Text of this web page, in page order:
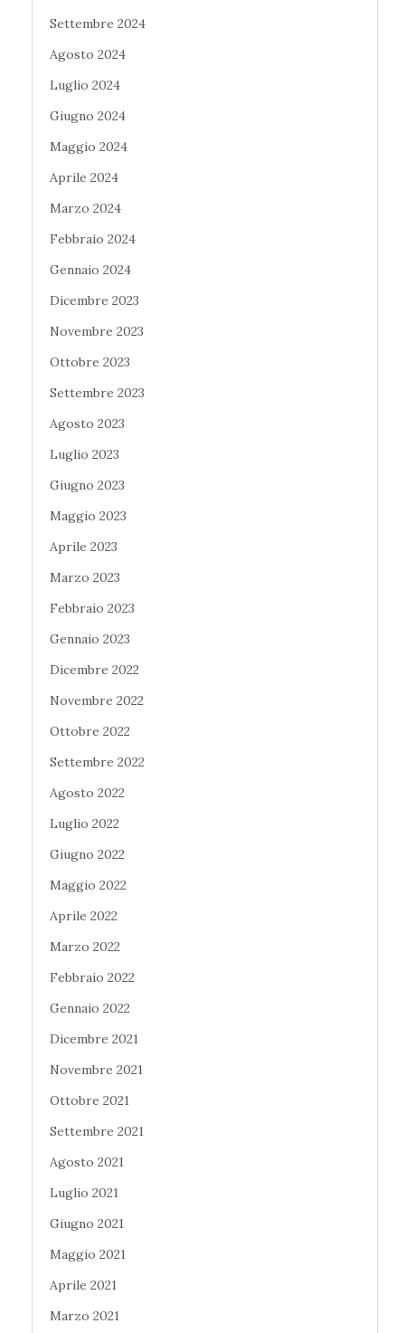
Settembre 2024
Agosto 2024
Luglio 2024
Giugno 2024
Maggio 2024
Aprile 2024
Marzo 2024
Febbraio 2024
Gennaio 2024
Dicembre 2023
Novembre 2023
Ottobre 2023
Settembre 2023
Agosto 2023
Luglio 2023
Giugno 2023
Maggio 2023
Aprile 2023
Marzo 2023
Febbraio 2023
Gennaio 2023
Dicembre 2022
Novembre 2022
Ottobre 2022
Settembre 2022
Agosto 2022
Luglio 2022
Giugno 2022
Maggio 2022
Aprile 2022
Marzo 2022
Febbraio 2022
Gennaio 2022
Dicembre 2021
Novembre 2021
Ottobre 2021
Settembre 2021
Agosto 2021
Luglio 2021
Giugno 2021
Maggio 2021
Aprile 2021
Marzo 2021